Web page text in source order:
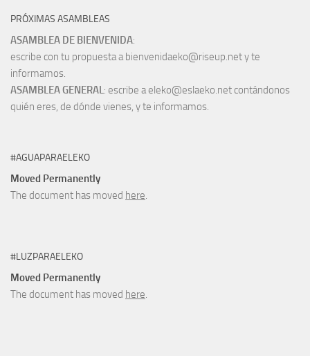
PRÓXIMAS ASAMBLEAS
ASAMBLEA DE BIENVENIDA:
escribe con tu propuesta a bienvenidaeko@riseup.net y te
informamos.
ASAMBLEA GENERAL: escribe a eleko@eslaeko.net contándonos
quién eres, de dónde vienes, y te informamos.
#AGUAPARAELEKO
Moved Permanently
The document has moved here.
#LUZPARAELEKO
Moved Permanently
The document has moved here.